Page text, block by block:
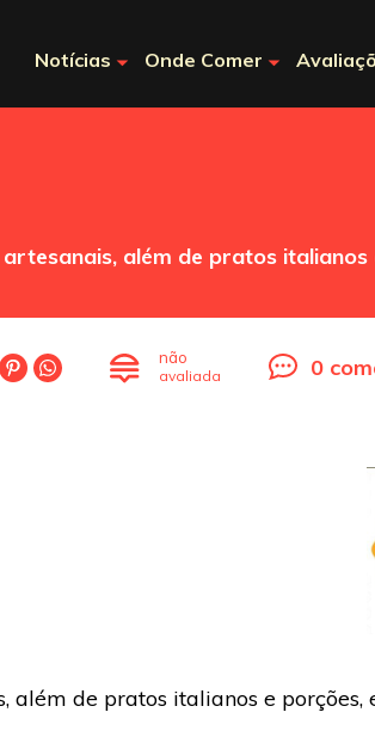
Notícias Onde Comer
além de pratos
não
avaliada 0
de pratos italianos e porções,